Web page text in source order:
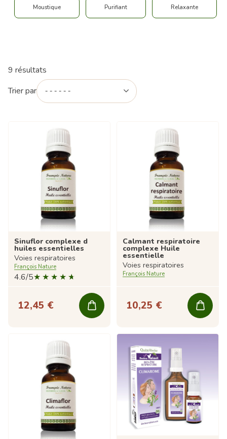
Moustique Purifiant Relaxante
9 résultats
Trier par
Sinuflor complexe d
huiles essentielles
Voies respiratoires
François Nature
4.6/5
12,45 €
Calmant respiratoire
complexe Huile
essentielle
Voies respiratoires
François Nature
10,25 €